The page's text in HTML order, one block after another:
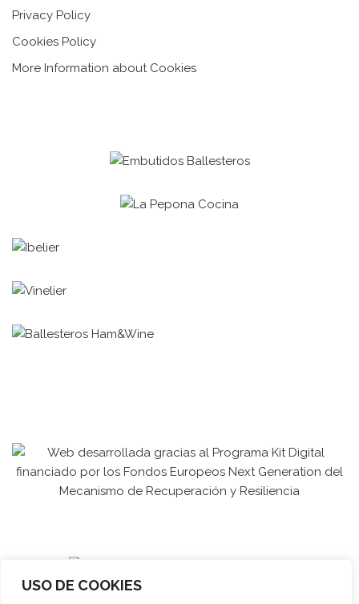
USO DE COOKIES
Privacy Policy
Cookies Policy
More Information about Cookies